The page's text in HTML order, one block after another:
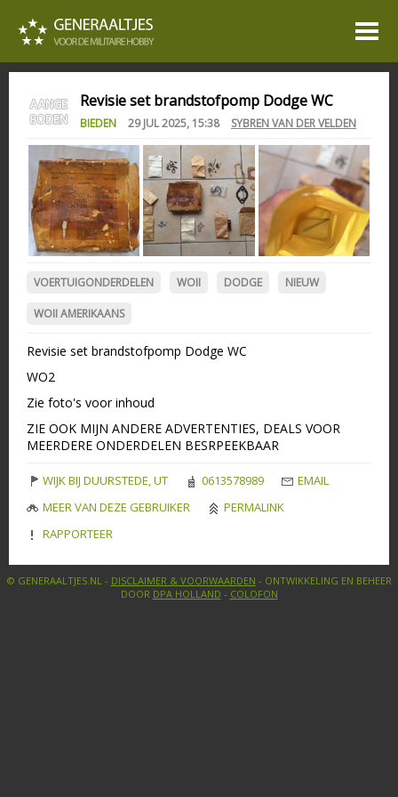
Revisie set brandstofpomp Dodge WC
BIEDEN 29 JUL 2025, 15:38 SYBREN VAN DER VELDEN
VOERTUIGONDERDELEN WOII DODGE NIEUW
WOII AMERIKAANS
Revisie set brandstofpomp Dodge WC
WO2
Zie foto's voor inhoud
ZIE OOK MIJN ANDERE ADVERTENTIES, DEALS VOOR
MEERDERE ONDERDELEN BESRPEEKBAAR
WIJK BIJ DUURSTEDE, UT 0613578989
EMAIL
MEER VAN DEZE GEBRUIKER
PERMALINK
RAPPORTEER
© GENERAALTJES.NL - DISCLAIMER & VOORWAARDEN - ONTWIKKELING EN BEHEER
DOOR DPA HOLLAND - COLOFON